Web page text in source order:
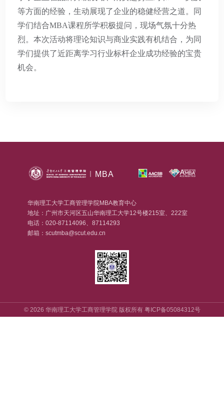
等方面的经验，生动展现了企业的稳健经营之道。同
学们结合MBA课程所学积极提问，现场气氛十分热
烈。本次活动将理论知识与商业实践有机结合，为同
学们提供了近距离学习行业标杆企业成功经验的宝贵
机会。
MBA
华南理工大学工商管理学院MBA教育中心
地址：广州市天河区五山华南理工大学12号楼215室、222室
电话：020-87114096、87114293
邮箱：scutmba@scut.edu.cn
© 2026 华南理工大学工商管理学院 版权所有 粤ICP备05084312号